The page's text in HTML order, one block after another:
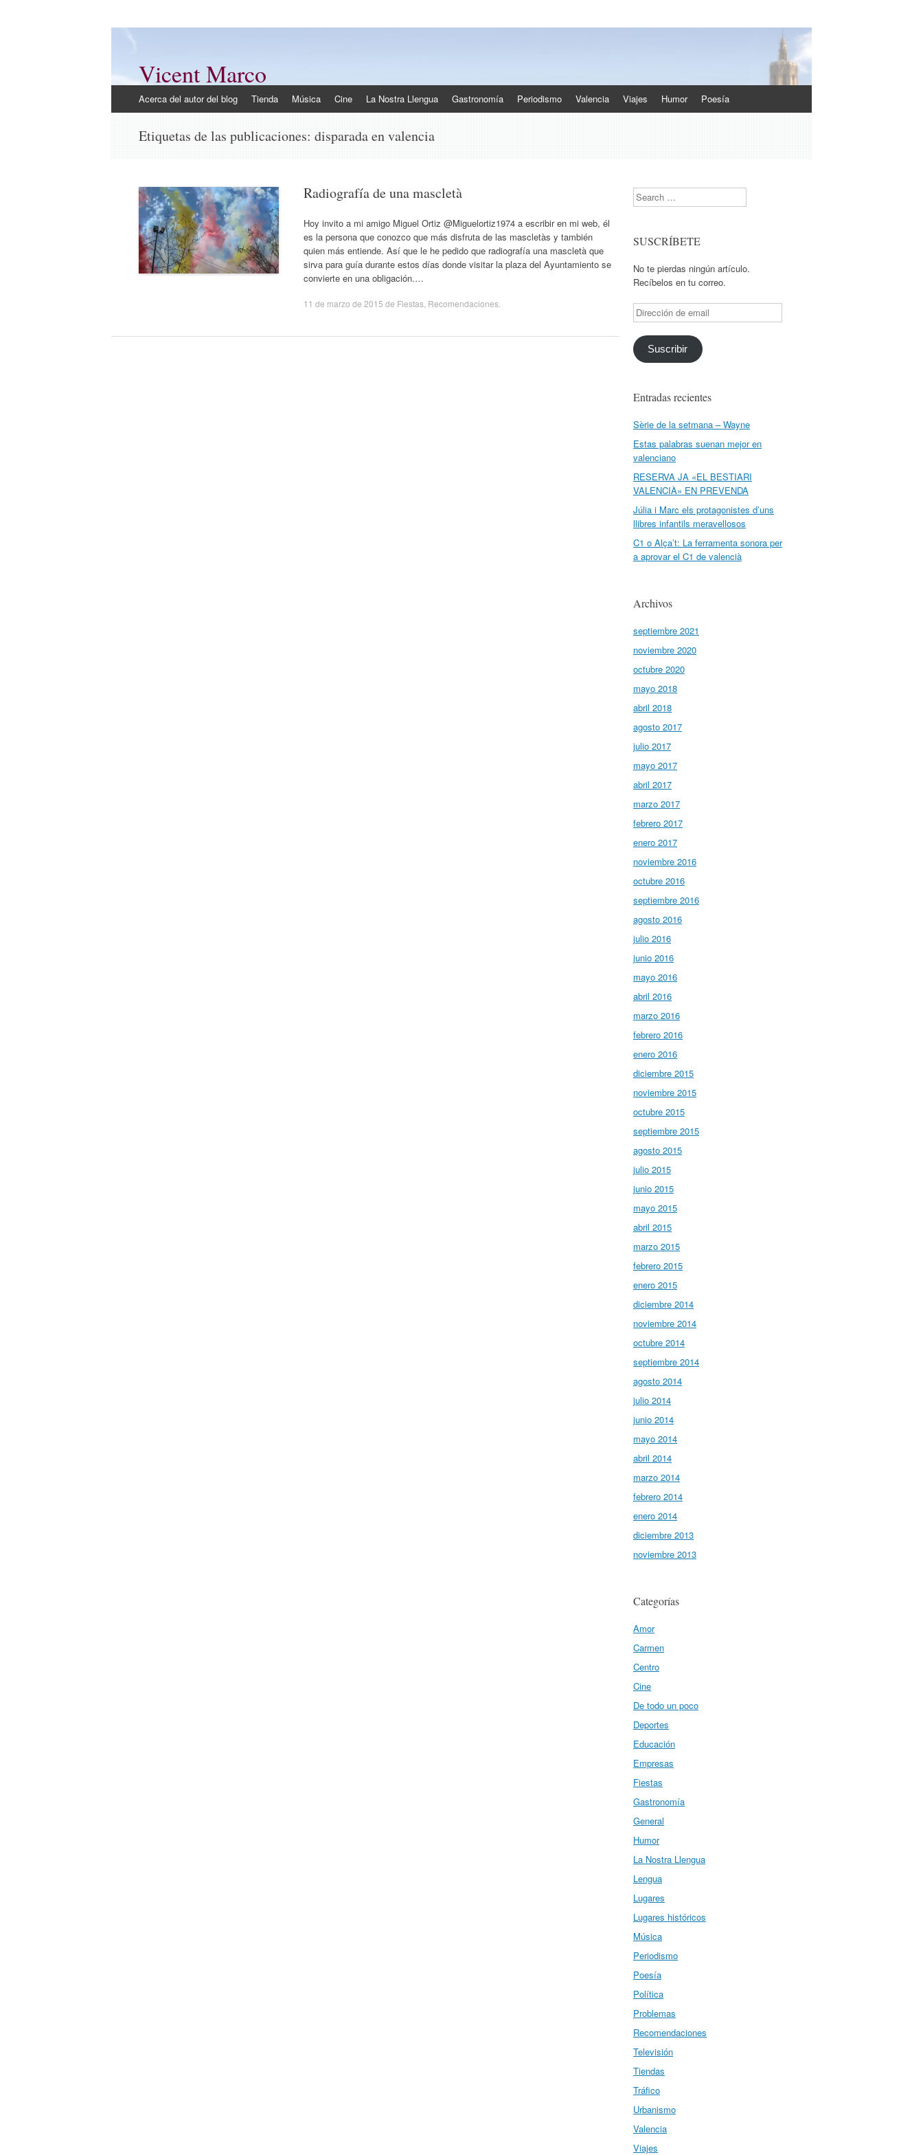
Vicent Marco
al
Acerca del autor del blog Tienda Música Cine La Nostra Llengua Gastronomía Periodismo Valencia Viajes Humor Poesía
Etiquetas de las publicaciones: disparada en valencia
Radiografía de una mascletà
Hoy invito a mi amigo Miguel Ortiz @Miguelortiz1974 a escribir en mi web, él
es la persona que conozco que más disfruta de las mascletàs y también
quien más entiende. Así que le he pedido que radiografía una mascletà que
sirva para guía durante estos días donde visitar la plaza del Ayuntamiento se
convierte en una obligación.…
11 de marzo de 2015 de Fiestas Recomendaciones
Search
SUSCRÍBETE
No te pierdas ningún artículo.
Recíbelos en tu correo.
Dirección
de
email
Suscribir
Entradas recientes
Sèrie de la setmana – Wayne
Estas palabras suenan mejor en
valenciano
RESERVA JA «EL BESTIARI
VALENCIÀ» EN PREVENDA
Júlia i Marc els protagonistes d’uns
llibres infantils meravellosos
C1 o Alça’t: La ferramenta sonora per
a aprovar el C1 de valencià
Archivos
septiembre 2021
noviembre 2020
octubre 2020
mayo 2018
abril 2018
agosto 2017
julio 2017
mayo 2017
abril 2017
marzo 2017
febrero 2017
enero 2017
noviembre 2016
octubre 2016
septiembre 2016
agosto 2016
julio 2016
junio 2016
mayo 2016
abril 2016
marzo 2016
febrero 2016
enero 2016
diciembre 2015
noviembre 2015
octubre 2015
septiembre 2015
agosto 2015
julio 2015
junio 2015
mayo 2015
abril 2015
marzo 2015
febrero 2015
enero 2015
diciembre 2014
noviembre 2014
octubre 2014
septiembre 2014
agosto 2014
julio 2014
junio 2014
mayo 2014
abril 2014
marzo 2014
febrero 2014
enero 2014
diciembre 2013
noviembre 2013
Categorías
Amor
Carmen
Centro
Cine
De todo un poco
Deportes
Educación
Empresas
Fiestas
Gastronomía
General
Humor
La Nostra Llengua
Lengua
Lugares
Lugares históricos
Música
Periodismo
Poesía
Política
Problemas
Recomendaciones
Televisión
Tiendas
Tráfico
Urbanismo
Valencia
Viajes